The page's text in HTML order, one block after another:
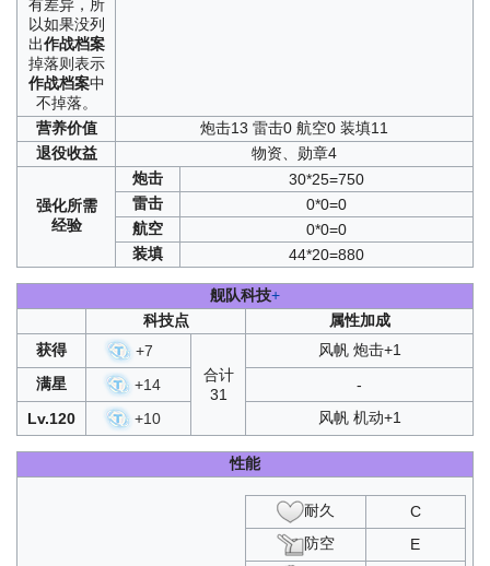
有差异，所
以如果没列
出作战档案
掉落则表示
作战档案中
不掉落。
营养价值
炮击13 雷击0 航空0 装填11
退役收益 物资、勋章4
强化所需
经验
炮击
30*25=750
雷击
0*0=0
航空
0*0=0
装填
44*20=880
舰队科技+
科技点
属性加成
获得
+7
合计
31
风帆 炮击+1
满星
+14
-
Lv.120
+10 风帆 机动+1
性能
耐久
C
防空
E